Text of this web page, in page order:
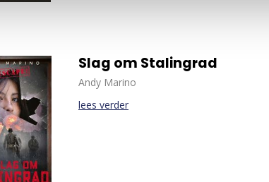
Slag om Stalingrad
Andy Marino
lees verder